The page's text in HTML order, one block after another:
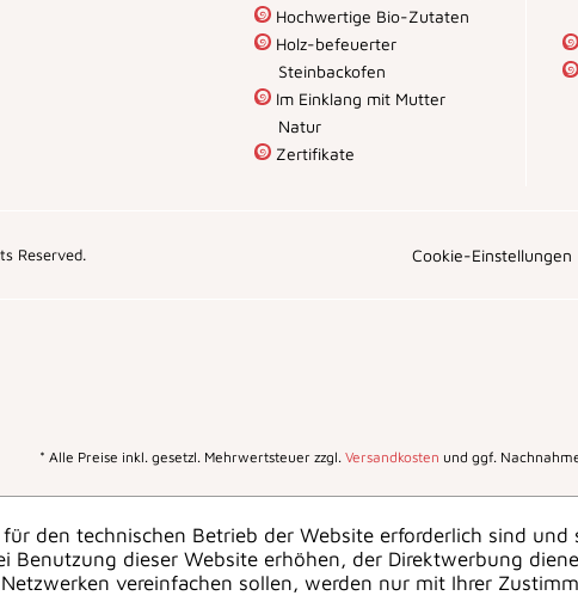
Hochwertige Bio-Zutaten
Holz-befeuerter
Steinbackofen
Im Einklang mit Mutter
Natur
Zertifikate
* Alle Preise inkl. gesetzl. Mehrwertsteuer zzgl. Versandkosten und ggf.
Cookie-Einstellungen
Reserved.
den technischen Betrieb der Website erforderlich sind und
Benutzung dieser Website erhöhen, der Direktwerbung
vereinfachen sollen, werden nur mit Ihrer